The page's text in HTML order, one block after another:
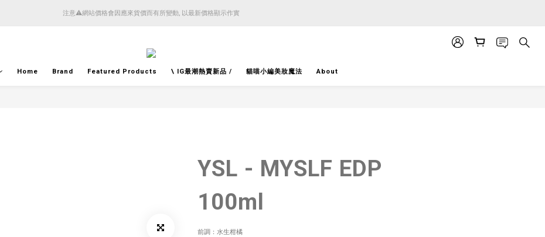
港將於4月14日起減少SMS短訊發送, 所有快件自取訊息通知將全部改為透過官方應用程式「SFHK APP」推送。
注意⚠️網站價格會因應來貨價而有所變動, 以最新價格顯示作實
Home Brand Featured Products \ IG最潮熱賣新品 / 貓喵小編美妝魔法 About
YSL - MYSLF EDP
100ml
前調：水生柑橘